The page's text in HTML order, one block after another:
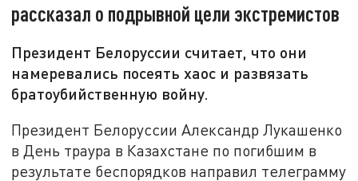
рассказал о подрывной цели экстремистов
Президент Белоруссии считает, что они
намеревались посеять хаос и развязать
братоубийственную войну.
Президент Белоруссии Александр Лукашенко
в День траура в Казахстане по погибшим в
результате беспорядков направил телеграмму